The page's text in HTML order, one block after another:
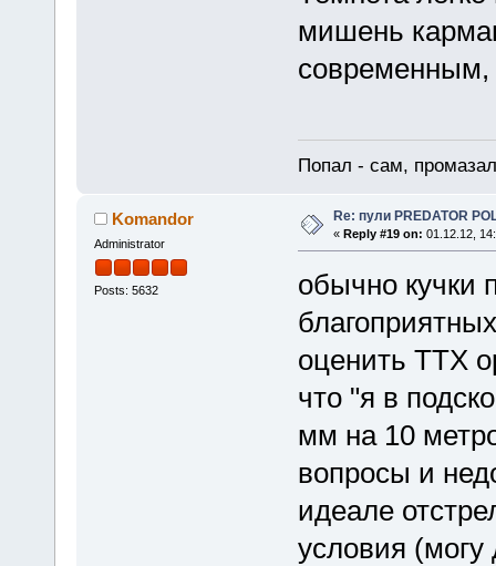
мишень
Попал - сам,
Komandor
Administrator
Posts: 5632
Re: пули PREDATOR
« Reply #19 on: 01.12.12,
обычно кучки
оценить ТТХ
что "я в
мм на 10
вопросы и
идеале
условия (могу